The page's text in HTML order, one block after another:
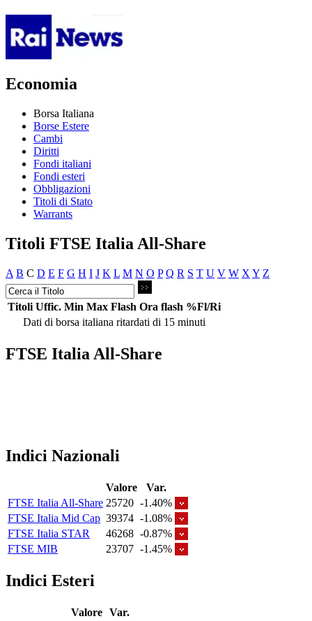
Economia
Borsa Italiana
Borse Estere
Cambi
Diritti
Fondi italiani
Fondi esteri
Obbligazioni
Titoli di Stato
Warrants
Titoli FTSE Italia All-Share
A B C D E F G H I J K L M N O P Q R S T U V W X Y Z
Titoli Uffic. Min Max Flash Ora flash %Fl/Ri
Dati di borsa italiana ritardati di 15 minuti
FTSE Italia All-Share
Indici Nazionali
Valore
Var.
FTSE Italia All-Share 25720 -1.40%
FTSE Italia Mid Cap 39374 -1.08%
FTSE Italia STAR
46268 -0.87%
FTSE MIB
23707 -1.45%
Indici Esteri
Valore Var.